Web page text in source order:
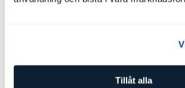
Tillåt alla